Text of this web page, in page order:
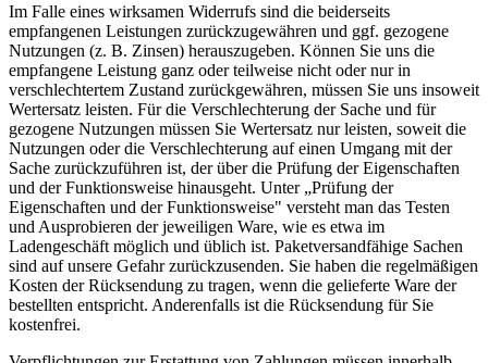
Im Falle eines wirksamen Widerrufs sind die beiderseits
empfangenen Leistungen zurückzugewähren und ggf. gezogene
Nutzungen (z. B. Zinsen) herauszugeben. Können Sie uns die
empfangene Leistung ganz oder teilweise nicht oder nur in
verschlechtertem Zustand zurückgewähren, müssen Sie uns insoweit
Wertersatz leisten. Für die Verschlechterung der Sache und für
gezogene Nutzungen müssen Sie Wertersatz nur leisten, soweit die
Nutzungen oder die Verschlechterung auf einen Umgang mit der
Sache zurückzuführen ist, der über die Prüfung der Eigenschaften
und der Funktionsweise hinausgeht. Unter „Prüfung der
Eigenschaften und der Funktionsweise" versteht man das Testen
und Ausprobieren der jeweiligen Ware, wie es etwa im
Ladengeschäft möglich und üblich ist. Paketversandfähige Sachen
sind auf unsere Gefahr zurückzusenden. Sie haben die regelmäßigen
Kosten der Rücksendung zu tragen, wenn die gelieferte Ware der
bestellten entspricht. Anderenfalls ist die Rücksendung für Sie
kostenfrei.